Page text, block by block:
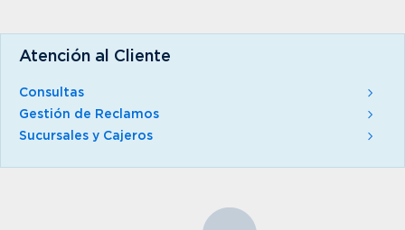
Atención al Cliente
Consultas
Gestión de Reclamos
Sucursales y Cajeros